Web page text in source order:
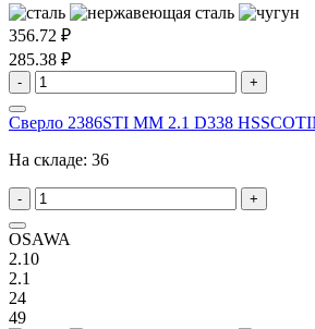
356.72 ₽
285.38 ₽
- +
Сверло 2386STI MM 2.1 D338
На складе: 36
- +
OSAWA
2.10
2.1
24
49